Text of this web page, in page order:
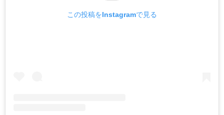
この投稿をInstagramで見る